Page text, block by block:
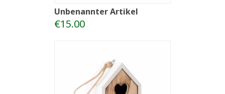
Unbenannter Artikel
€15.00